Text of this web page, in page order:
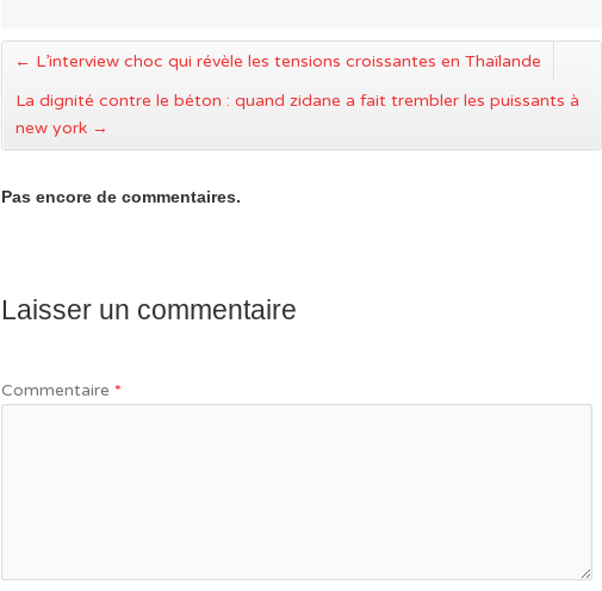
← L’interview choc qui révèle les tensions croissantes en Thaïlande
La dignité contre le béton : quand zidane a fait trembler les puissants à
new york →
Pas encore de commentaires.
Laisser un commentaire
Commentaire *